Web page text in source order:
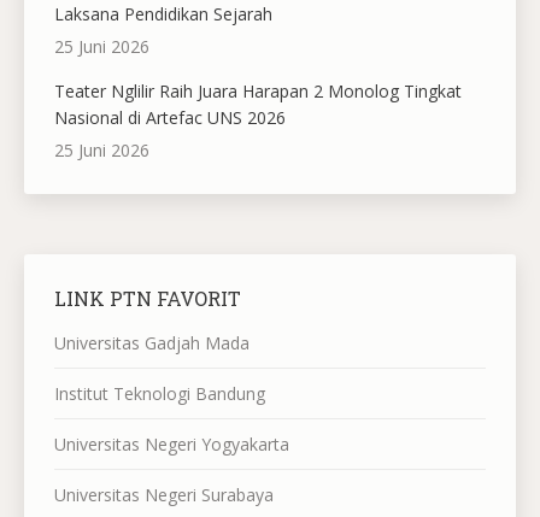
Laksana Pendidikan Sejarah
25 Juni 2026
Teater Nglilir Raih Juara Harapan 2 Monolog Tingkat
Nasional di Artefac UNS 2026
25 Juni 2026
LINK PTN FAVORIT
Universitas Gadjah Mada
Institut Teknologi Bandung
Universitas Negeri Yogyakarta
Universitas Negeri Surabaya